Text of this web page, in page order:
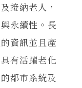
接納老人，
永續性。長
資訊並且產
有活躍老化
都市系統及